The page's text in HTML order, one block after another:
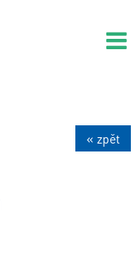
« zpět